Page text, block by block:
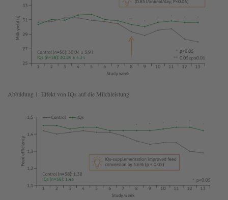
Abbildung 1: Effekt von IQs auf die Milchleistung.